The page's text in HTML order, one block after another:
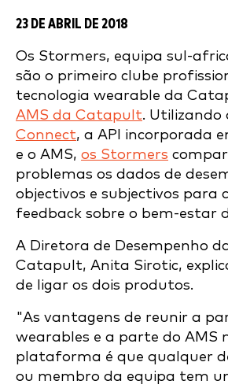
23 DE ABRIL DE 2018
Os Stormers, equipa sul-
são o primeiro clube
tecnologia wearable da
AMS da Catapult. Utilizando
Connect, a API incorporada
e o AMS, os Stormers
problemas os dados de
objectivos e subjectivos para
feedback sobre o bem-estar
A Diretora de Desempenho
Catapult, Anita Sirotic,
de ligar os dois produtos.
"As vantagens de reunir a
wearables e a parte do AMS
plataforma é que qualquer
ou membro da equipa tem